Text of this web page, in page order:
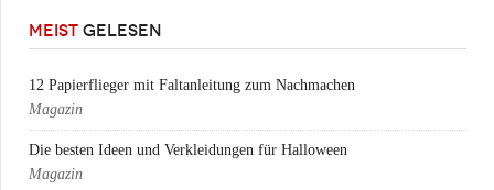
MEIST GELESEN
12 Papierflieger mit Faltanleitung zum Nachmachen
Magazin
Die besten Ideen und Verkleidungen für Halloween
Magazin